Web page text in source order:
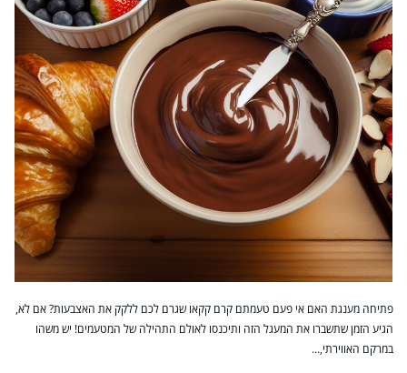
פתיחה מענגת האם אי פעם טעמתם קרם קקאו שגרם לכם ללקק את האצבעות? אם לא,
הגיע הזמן שתשברו את המעגל הזה ותיכנסו לאולם התהילה של המטעמים! יש משהו
במרקם האווירתי,…